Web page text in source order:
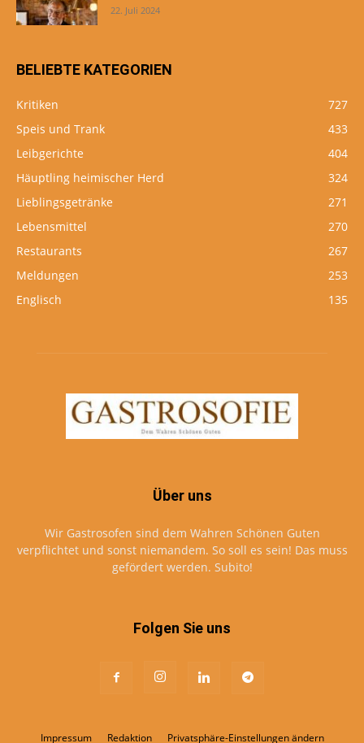
22. Juli 2024
BELIEBTE KATEGORIEN
Kritiken
727
Speis und Trank
433
Leibgerichte
404
Häuptling heimischer Herd
324
Lieblingsgetränke
271
Lebensmittel
270
Restaurants
267
Meldungen
253
Englisch
135
Über uns
Wir Gastrosofen sind dem Wahren Schönen Guten
verpflichtet und sonst niemandem. So soll es sein! Das muss
gefördert werden. Subito!
Folgen Sie uns
Impressum Redaktion Privatsphäre-Einstellungen ändern